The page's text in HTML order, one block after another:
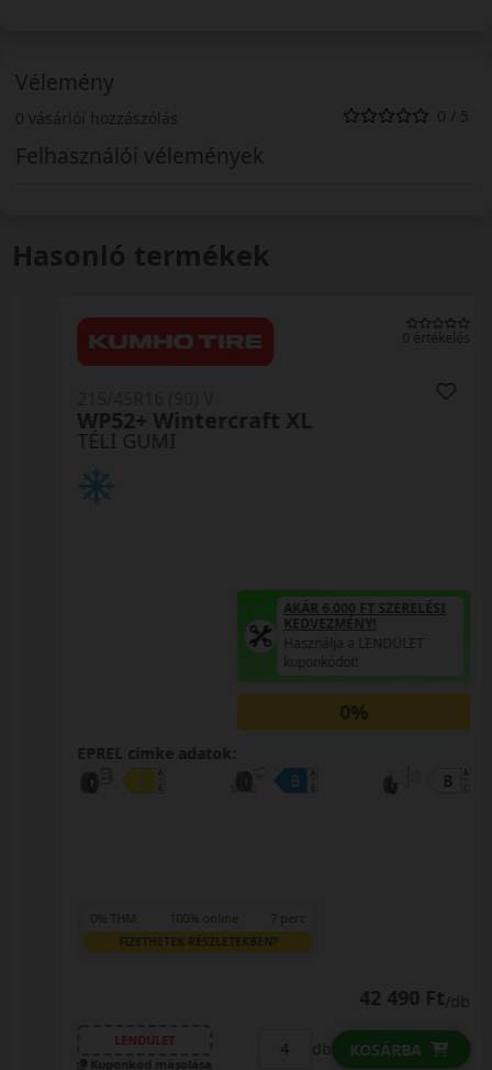
Vélemény
0 vásárlói hozzászólás 0 / 5
Felhasználói vélemények
Hasonló termékek
0 értékelés
TÉLI GUMI
WP52+ Wintercraft XL
AKÁR 6.000 FT SZERELÉSI
KEDVEZMÉNY!
Használja a LENDÜLET
kuponkódot!
EPREL cimke adatok:
FIZETHETEK RÉSZLETEKBEN?
42 490 Ft/db
LENDÜLET
Kuponkód másolása
db KOSÁRBA